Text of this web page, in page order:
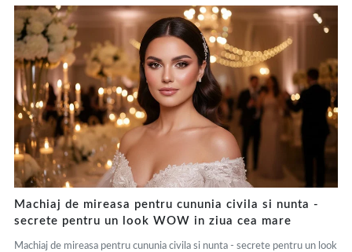
Machiaj de mireasa pentru cununia civila si nunta -
secrete pentru un look WOW in ziua cea mare
Machiaj de mireasa pentru cununia civila si nunta - secrete pentru un look